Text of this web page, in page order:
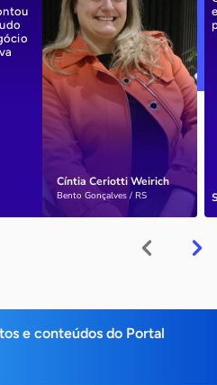
Cíntia Ceriotti Weirich
Bento Gonçalves / RS
e conteúdos do Portal